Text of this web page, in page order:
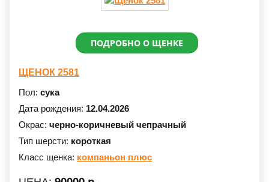
ПОДРОБНО О ЩЕНКЕ
ЩЕНОК 2581
Пол: сука
Дата рождения: 12.04.2026
Окрас: черно-коричневый чепрачный
Тип шерсти: короткая
Класс щенка: компаньон плюс